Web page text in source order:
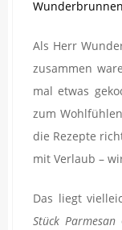
Als Herr
zusammen
mal etwas
zum
die Rezepte
mit Verlaub –
Das liegt
Stück Parmesan